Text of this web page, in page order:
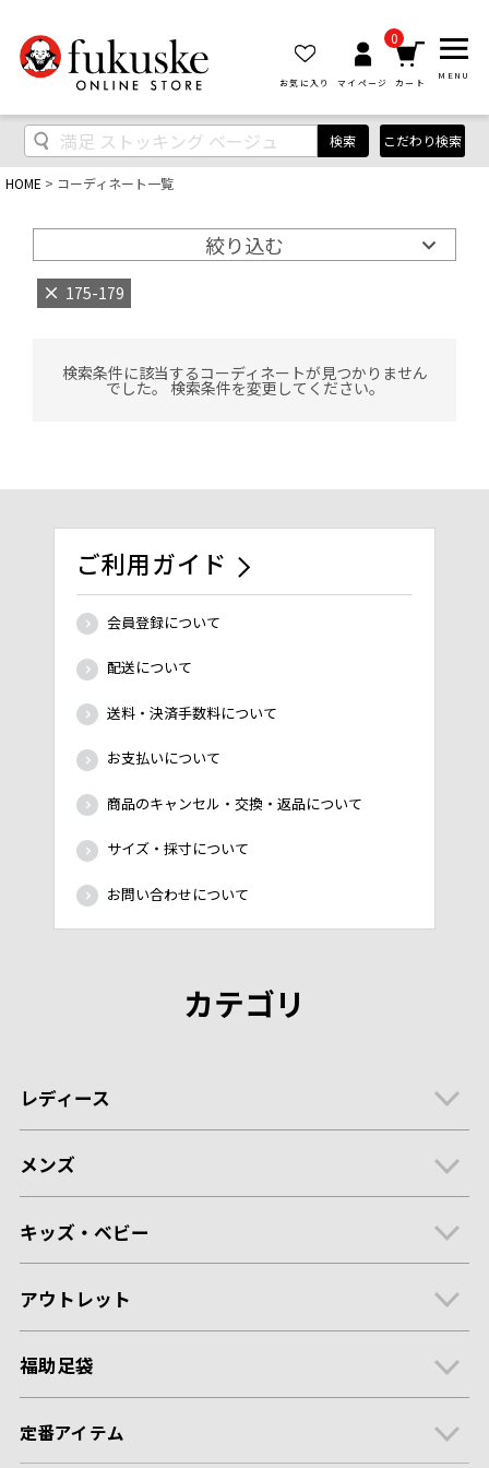
お気に入り マイページ
0
カート
MENU
検索 こだわり検索
HOME コーディネート一覧
絞り込む
175-179
検索条件に該当するコーディネートが見つかりません
でした。 検索条件を変更してください。
ご利用ガイド
会員登録について
配送について
送料・決済手数料について
お支払いについて
商品のキャンセル・交換・返品について
サイズ・採寸について
お問い合わせについて
カテゴリ
レディース
メンズ
キッズ・ベビー
アウトレット
福助足袋
定番アイテム